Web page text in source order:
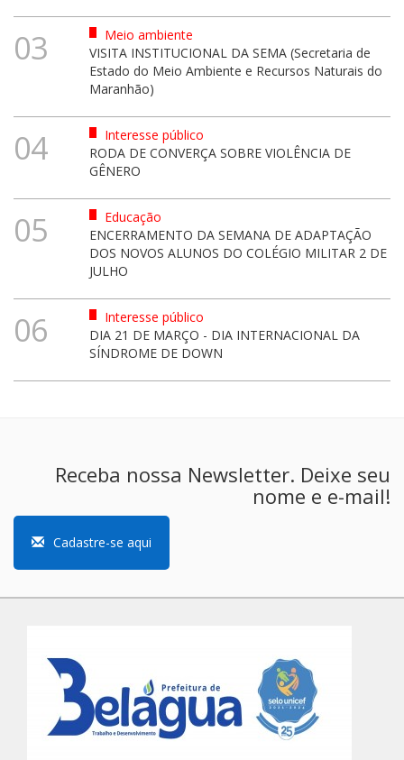
03
Meio ambiente
VISITA INSTITUCIONAL DA SEMA (Secretaria de
Estado do Meio Ambiente e Recursos Naturais do
Maranhão)
04
Interesse público
RODA DE CONVERÇA SOBRE VIOLÊNCIA DE
GÊNERO
05
Educação
ENCERRAMENTO DA SEMANA DE ADAPTAÇÃO
DOS NOVOS ALUNOS DO COLÉGIO MILITAR 2 DE
JULHO
06
Interesse público
DIA 21 DE MARÇO - DIA INTERNACIONAL DA
SÍNDROME DE DOWN
Receba nossa Newsletter. Deixe seu
nome e e-mail!
Cadastre-se aqui